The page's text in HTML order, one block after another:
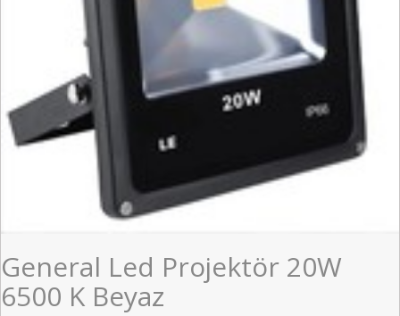
General Led Projektör 20W
6500 K Beyaz